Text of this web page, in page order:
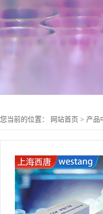
您当前的位置： 网站首页 > 产品